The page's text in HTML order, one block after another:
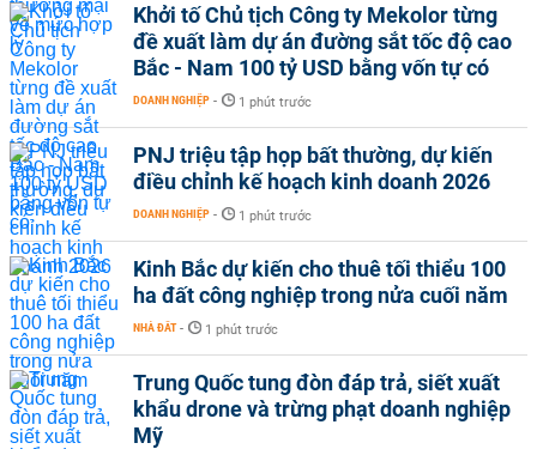
Khởi tố Chủ tịch Công ty Mekolor từng
đề xuất làm dự án đường sắt tốc độ cao
Bắc - Nam 100 tỷ USD bằng vốn tự có
DOANH NGHIỆP - 1 phút trước
PNJ triệu tập họp bất thường, dự kiến
điều chỉnh kế hoạch kinh doanh 2026
DOANH NGHIỆP - 1 phút trước
Kinh Bắc dự kiến cho thuê tối thiểu 100
ha đất công nghiệp trong nửa cuối năm
NHÀ ĐẤT - 1 phút trước
Trung Quốc tung đòn đáp trả, siết xuất
khẩu drone và trừng phạt doanh nghiệp
Mỹ